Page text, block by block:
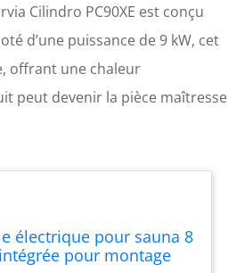
Cilindro PC90XE est conçu
d’une puissance de 9 kW, cet
offrant une chaleur
peut devenir la pièce maîtresse
électrique pour sauna 8
pour montage